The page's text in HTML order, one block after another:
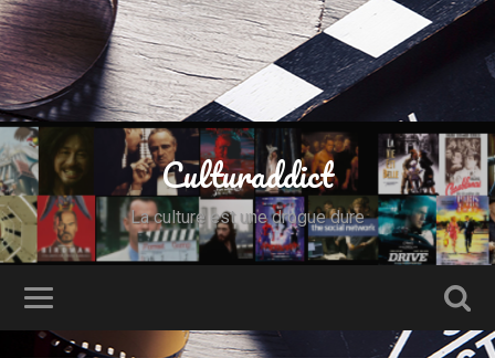
Culturaddict
La culture est une drogue dure